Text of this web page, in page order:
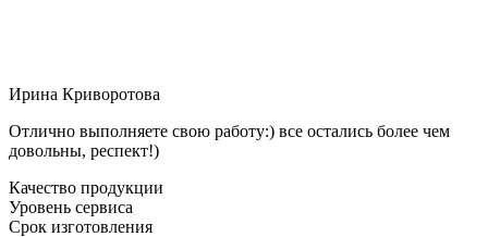
Ирина Криворотова
Отлично выполняете свою работу:) все остались более чем
довольны, респект!)
Качество продукции
Уровень сервиса
Срок изготовления